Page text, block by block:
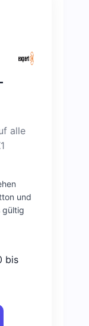
alle
und
gültig
bis